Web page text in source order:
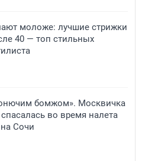
моложе: лучшие стрижки
40 — топ стильных
бомжом». Москвичка
спасалась во время налета
Сочи